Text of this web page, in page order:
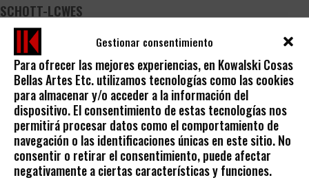
Gestionar consentimiento
Para ofrecer las mejores experiencias, en Kowalski Cosas
Bellas Artes Etc. utilizamos tecnologías como las cookies
para almacenar y/o acceder a la información del
dispositivo. El consentimiento de estas tecnologías nos
permitirá procesar datos como el comportamiento de
navegación o las identificaciones únicas en este sitio. No
consentir o retirar el consentimiento, puede afectar
negativamente a ciertas características y funciones.
SCHOTT-LCWES
- AÑADIR A MIS DESEOS
Share:
Descripción
SCHOTT-LCWES
Información adicional